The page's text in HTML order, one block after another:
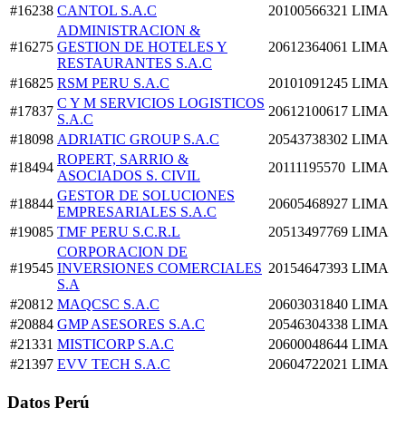
#16238 CANTOL S.A.C 20100566321 LIMA
#16275
ADMINISTRACION &
GESTION DE HOTELES Y
RESTAURANTES S.A.C
20612364061 LIMA
#16825 RSM PERU S.A.C 20101091245 LIMA
#17837
C Y M SERVICIOS LOGISTICOS
S.A.C
20612100617 LIMA
#18098 ADRIATIC GROUP S.A.C 20543738302 LIMA
#18494
ROPERT, SARRIO &
ASOCIADOS S. CIVIL
20111195570 LIMA
#18844
GESTOR DE SOLUCIONES
EMPRESARIALES S.A.C
20605468927 LIMA
#19085 TMF PERU S.C.R.L 20513497769 LIMA
#19545
CORPORACION DE
INVERSIONES COMERCIALES
S.A
20154647393 LIMA
#20812 MAQCSC S.A.C 20603031840 LIMA
#20884 GMP ASESORES S.A.C 20546304338 LIMA
#21331 MISTICORP S.A.C 20600048644 LIMA
#21397 EVV TECH S.A.C 20604722021 LIMA
Datos Perú